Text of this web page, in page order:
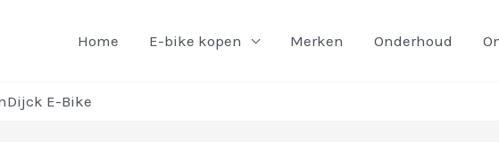
Home E-bike kopen Merken Onderhoud
E-Bike